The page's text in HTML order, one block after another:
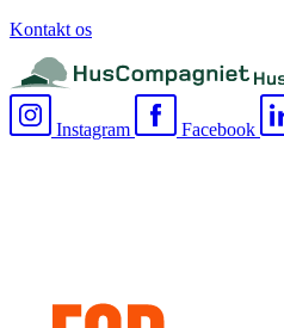
Kontakt os
Instagram Facebook